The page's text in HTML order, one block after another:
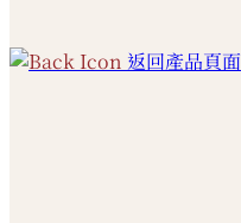
返回產品頁面